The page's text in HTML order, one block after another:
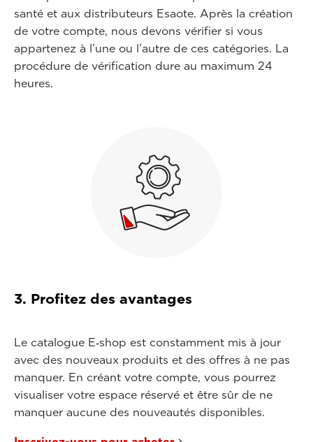
santé et aux distributeurs Esaote. Après la création
de votre compte, nous devons vérifier si vous
appartenez à l’une ou l’autre de ces catégories. La
procédure de vérification dure au maximum 24
heures.
3. Profitez des avantages
Le catalogue E‑shop est constamment mis à jour
avec des nouveaux produits et des offres à ne pas
manquer. En créant votre compte, vous pourrez
visualiser votre espace réservé et être sûr de ne
manquer aucune des nouveautés disponibles.